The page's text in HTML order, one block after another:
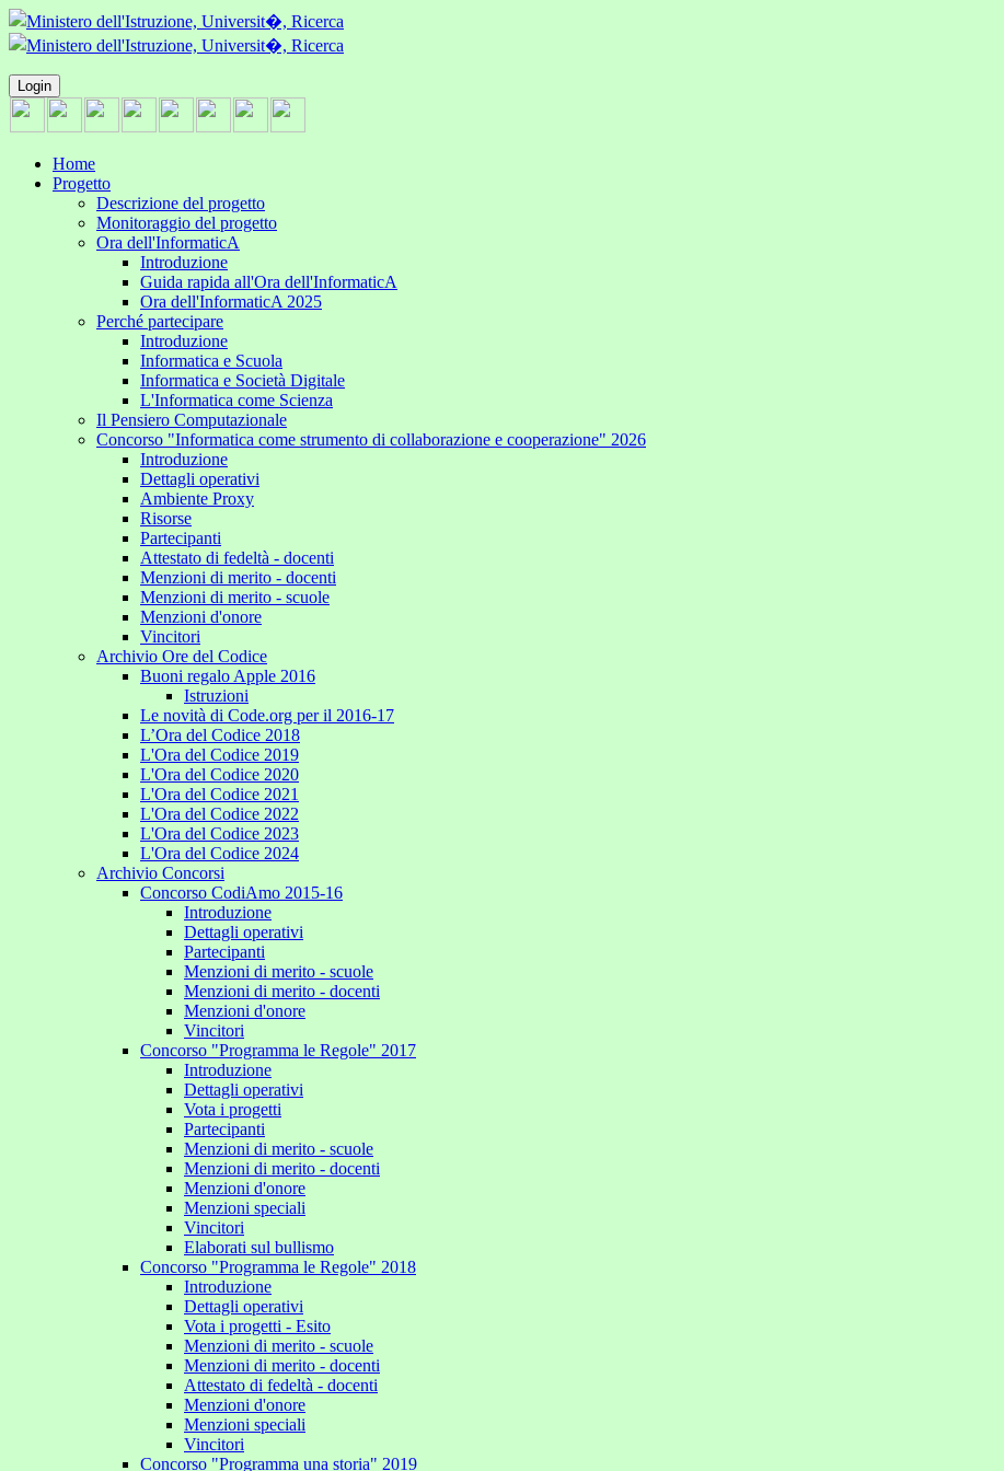
Login
Home
Progetto
Descrizione del progetto
Monitoraggio del progetto
Ora dell'InformaticA
Introduzione
Guida rapida all'Ora dell'InformaticA
Ora dell'InformaticA 2025
Perché partecipare
Introduzione
Informatica e Scuola
Informatica e Società Digitale
L'Informatica come Scienza
Il Pensiero Computazionale
Concorso "Informatica come strumento di collaborazione e cooperazione" 2026
Introduzione
Dettagli operativi
Ambiente Proxy
Risorse
Partecipanti
Attestato di fedeltà - docenti
Menzioni di merito - docenti
Menzioni di merito - scuole
Menzioni d'onore
Vincitori
Archivio Ore del Codice
Buoni regalo Apple 2016
Istruzioni
Le novità di Code.org per il 2016-17
L’Ora del Codice 2018
L'Ora del Codice 2019
L'Ora del Codice 2020
L'Ora del Codice 2021
L'Ora del Codice 2022
L'Ora del Codice 2023
L'Ora del Codice 2024
Archivio Concorsi
Concorso CodiAmo 2015-16
Introduzione
Dettagli operativi
Partecipanti
Menzioni di merito - scuole
Menzioni di merito - docenti
Menzioni d'onore
Vincitori
Concorso "Programma le Regole" 2017
Introduzione
Dettagli operativi
Vota i progetti
Partecipanti
Menzioni di merito - scuole
Menzioni di merito - docenti
Menzioni d'onore
Menzioni speciali
Vincitori
Elaborati sul bullismo
Concorso "Programma le Regole" 2018
Introduzione
Dettagli operativi
Vota i progetti - Esito
Menzioni di merito - scuole
Menzioni di merito - docenti
Attestato di fedeltà - docenti
Menzioni d'onore
Menzioni speciali
Vincitori
Concorso "Programma una storia" 2019